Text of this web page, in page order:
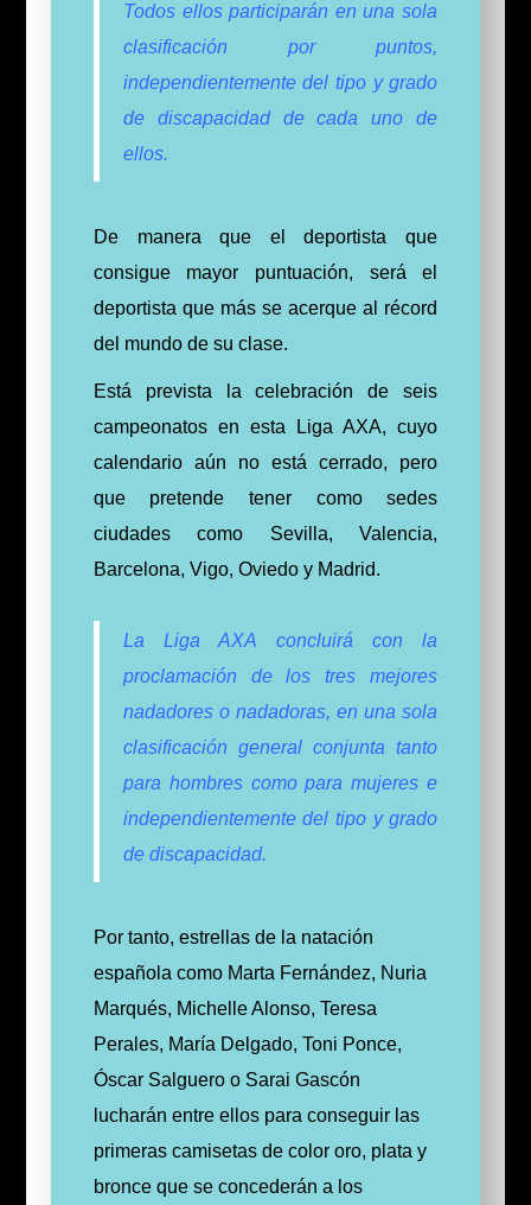
Todos ellos participarán en una sola
clasificación por puntos,
independientemente del tipo y grado
de discapacidad de cada uno de
ellos.
De manera que el deportista que
consigue mayor puntuación, será el
deportista que más se acerque al récord
del mundo de su clase.
Está prevista la celebración de seis
campeonatos en esta Liga AXA, cuyo
calendario aún no está cerrado, pero
que pretende tener como sedes
ciudades como Sevilla, Valencia,
Barcelona, Vigo, Oviedo y Madrid.
La Liga AXA concluirá con la
proclamación de los tres mejores
nadadores o nadadoras, en una sola
clasificación general conjunta tanto
para hombres como para mujeres e
independientemente del tipo y grado
de discapacidad.
Por tanto, estrellas de la natación
española como Marta Fernández, Nuria
Marqués, Michelle Alonso, Teresa
Perales, María Delgado, Toni Ponce,
Óscar Salguero o Sarai Gascón
lucharán entre ellos para conseguir las
primeras camisetas de color oro, plata y
bronce que se concederán a los